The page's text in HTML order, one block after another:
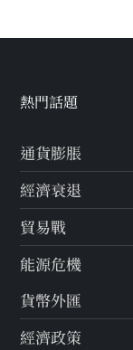
熱門話題
通貨膨脹
經濟衰退
貿易戰
能源危機
貨幣外匯
經濟政策